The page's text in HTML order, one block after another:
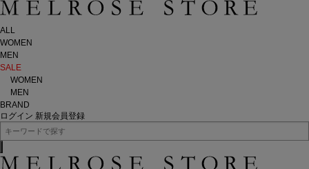
ALL
WOMEN
MEN
SALE
WOMEN
MEN
BRAND
ログイン 新規会員登録